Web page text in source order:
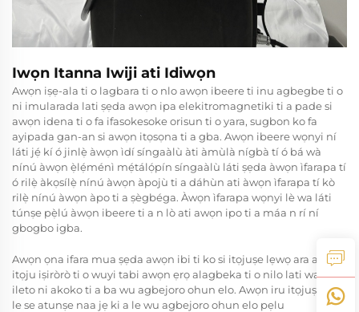
Iwọn Itanna Iwiji ati Idiwọn
Awọn iṣẹ-ala ti o lagbara ti o nlo awọn ibeere ti inu agbegbe ti o
ni imularada lati ṣẹda awọn ipa elekitromagnetiki ti a pade si
awọn idena ti o fa ifasokesoke orisun ti o yara, sugbon ko fa
ayipada gan-an si awọn itọsọna ti a gba. Awọn ibeere wọnyi ní
láti jẹ́ kí ó jinlẹ̀ àwọn ìdí síngaàlù àti àmùlà nígbà tí ó bá wà
nínú àwọn ẹ̀lẹ́ménì mẹ́tálọ́pín síngaàlù láti ṣẹda àwọn ìfarapa tí
ó rilẹ̀ àkọsílẹ̀ nínú àwọn àpojù ti a dáhùn ati àwọn ìfarapa tí kò
rilẹ̀ nínú àwọn àpo ti a ṣègbéga. Àwọn ìfarapa wọnyi lè wa láti
túnṣe pẹ̀lú àwọn ibeere ti a n lò ati awọn ipo ti a máa n rí ní
gbogbo igba.
Awọn ọna ifara mua ṣẹda awọn ibi ti ko si itọjuṣe lẹwọ ara awọn
itọju iṣiròrò ti o wuyi tabi awọn ẹrọ alagbeka ti o nilo lati wa ni
ileto ni akoko ti a ba wu agbejoro ohun elo. Awọn iru itọjuṣe ti o
le se atunṣe naa jẹ ki a le wu agbejoro ohun elo pẹlu